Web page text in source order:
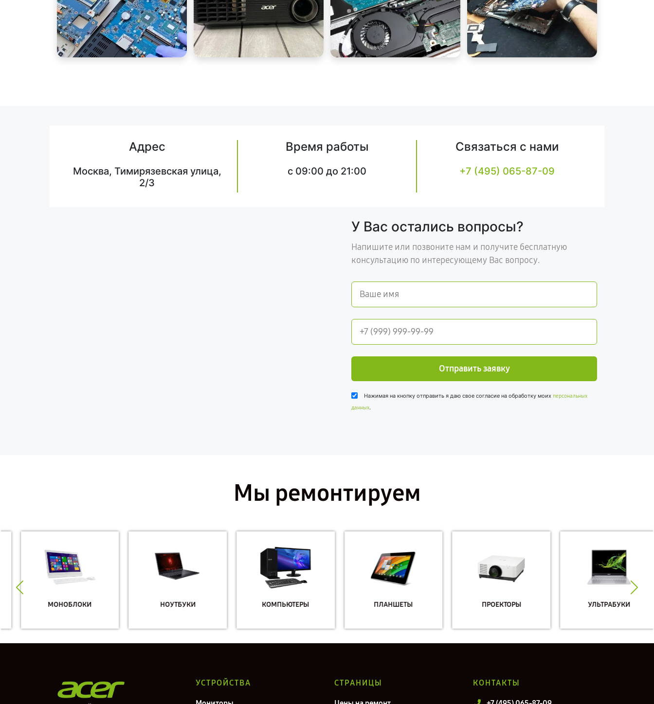
Адрес
Москва, Тимирязевская улица,
2/3
Время работы
c 09:00 до 21:00
Связаться с нами
+7 (495) 065-87-09
У Вас остались вопросы?
Напишите или позвоните нам и получите бесплатную
консультацию по интересующему Вас вопросу.
Отправить заявку
Нажимая на кнопку отправить я даю свое согласие на обработку моих персональных
данных.
Мы ремонтируем
МОНОБЛОКИ НОУТБУКИ КОМПЬЮТЕРЫ ПЛАНШЕТЫ ПРОЕКТОРЫ УЛЬТРАБУКИ
УСТРОЙСТВА СТРАНИЦЫ КОНТАКТЫ